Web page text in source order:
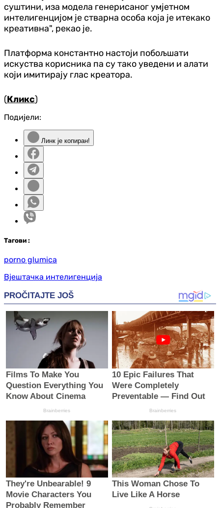
суштини, иза модела генерисаног умјетном
интелигенцијом је стварна особа која је итекако
креативна", рекао је.
Платформа константно настоји побољшати
искуства корисника па су тако уведени и алати
који имитирају глас креатора.
(Кликс)
Подијели:
Линк је копиран!
Тагови :
porno glumica
Вјештачка интелигенција